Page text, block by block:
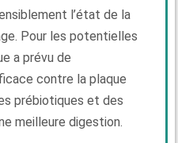
l’état de la
Pour les potentielles
a prévu de
contre la plaque
prébiotiques et des
meilleure digestion.